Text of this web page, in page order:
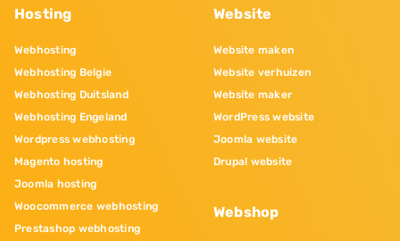
Hosting
Webhosting
Webhosting Belgie
Webhosting Duitsland
Webhosting Engeland
Wordpress webhosting
Magento hosting
Joomla hosting
Woocommerce webhosting
Prestashop webhosting
Website
Website maken
Website verhuizen
Website maker
WordPress website
Joomla website
Drupal website
Webshop